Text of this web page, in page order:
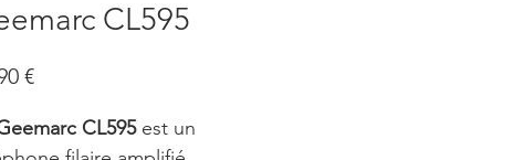
CL595
€Prix
CL595est un